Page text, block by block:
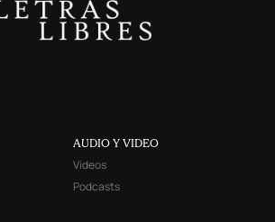
AUDIO Y VIDEO
Videos
Podcasts